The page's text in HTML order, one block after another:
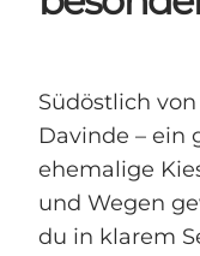
Südöstlich
Davinde – ein
ehemalige
und Wegen
du in klarem